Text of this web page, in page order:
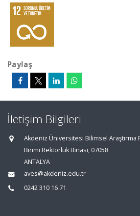
Paylaş
İletişim Bilgileri
Akdeniz Üniversitesi Bilimsel
Birimi Rektörlük Binası, 07058
ANTALYA
aves@akdeniz.edu.tr
0242 310 16 71